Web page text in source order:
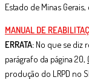
Estado de Minas
MANUAL DE
ERRATA: No que se diz
parágrafo da página 20,
produção do LRPD no